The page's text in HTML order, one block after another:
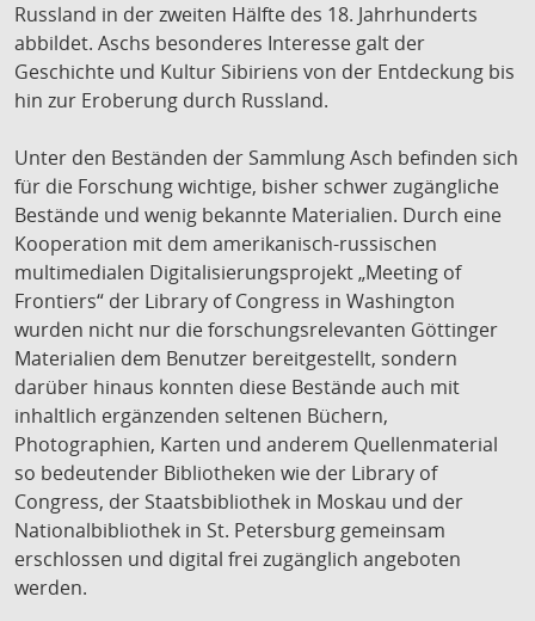
Russland in der zweiten Hälfte des 18. Jahrhunderts
abbildet. Aschs besonderes Interesse galt der
Geschichte und Kultur Sibiriens von der Entdeckung bis
hin zur Eroberung durch Russland.
Unter den Beständen der Sammlung Asch befinden sich
für die Forschung wichtige, bisher schwer zugängliche
Bestände und wenig bekannte Materialien. Durch eine
Kooperation mit dem amerikanisch-russischen
multimedialen Digitalisierungsprojekt „Meeting of
Frontiers“ der Library of Congress in Washington
wurden nicht nur die forschungsrelevanten Göttinger
Materialien dem Benutzer bereitgestellt, sondern
darüber hinaus konnten diese Bestände auch mit
inhaltlich ergänzenden seltenen Büchern,
Photographien, Karten und anderem Quellenmaterial
so bedeutender Bibliotheken wie der Library of
Congress, der Staatsbibliothek in Moskau und der
Nationalbibliothek in St. Petersburg gemeinsam
erschlossen und digital frei zugänglich angeboten
werden.